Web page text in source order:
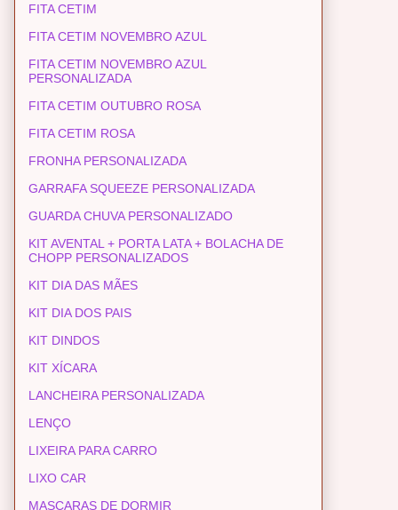
FITA CETIM
FITA CETIM NOVEMBRO AZUL
FITA CETIM NOVEMBRO AZUL
PERSONALIZADA
FITA CETIM OUTUBRO ROSA
FITA CETIM ROSA
FRONHA PERSONALIZADA
GARRAFA SQUEEZE PERSONALIZADA
GUARDA CHUVA PERSONALIZADO
KIT AVENTAL + PORTA LATA + BOLACHA DE
CHOPP PERSONALIZADOS
KIT DIA DAS MÃES
KIT DIA DOS PAIS
KIT DINDOS
KIT XÍCARA
LANCHEIRA PERSONALIZADA
LENÇO
LIXEIRA PARA CARRO
LIXO CAR
MASCARAS DE DORMIR